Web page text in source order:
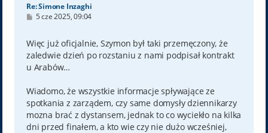
Re: Simone Inzaghi
P
t
5 cze 2025, 09:04
Więc już oficjalnie, Szymon był taki przemęczony, że
zaledwie dzień po rozstaniu z nami podpisał kontrakt
u Arabów…
Wiadomo, że wszystkie informacje spływające ze
spotkania z zarządem, czy same domysły dziennikarzy
mozna brać z dystansem, jednak to co wyciekło na kilka
dni przed finałem, a kto wie czy nie dużo wcześniej,